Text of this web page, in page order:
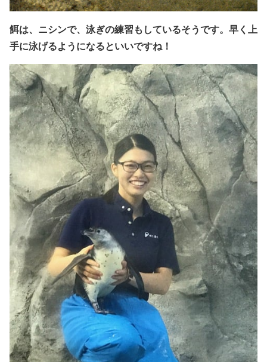
餌は、ニシンで、泳ぎの練習もしているそうです。早く上
手に泳げるようになるといいですね！